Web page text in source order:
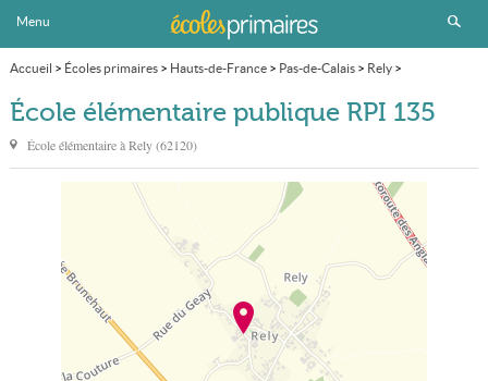
Menu
Accueil > Écoles primaires> Hauts-de-France> Pas-de-Calais> Rely>
École élémentaire publique RPI 135
École élémentaire publique RPI 135
École élémentaire àRely(62120)